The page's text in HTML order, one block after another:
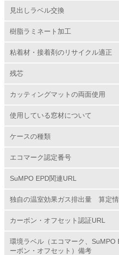
第三者認証を取
2.環境への取り組み
11. <L1> 環境配慮
12. <L2> 環境配慮
見出しラベル交換
樹脂ラミネート加工
粘着材・接着剤のリサイクル適正
残芯
カッティングマットの両面使用
使用している窓材について
ケースの種類
エコマーク認定番号
SuMPO EPD関連URL
独自の温室効果ガス排出量 算定情
カーボン・オフセット認証URL
環境ラベル（エコマーク、SuMPO
ーボン・オフセット）備考